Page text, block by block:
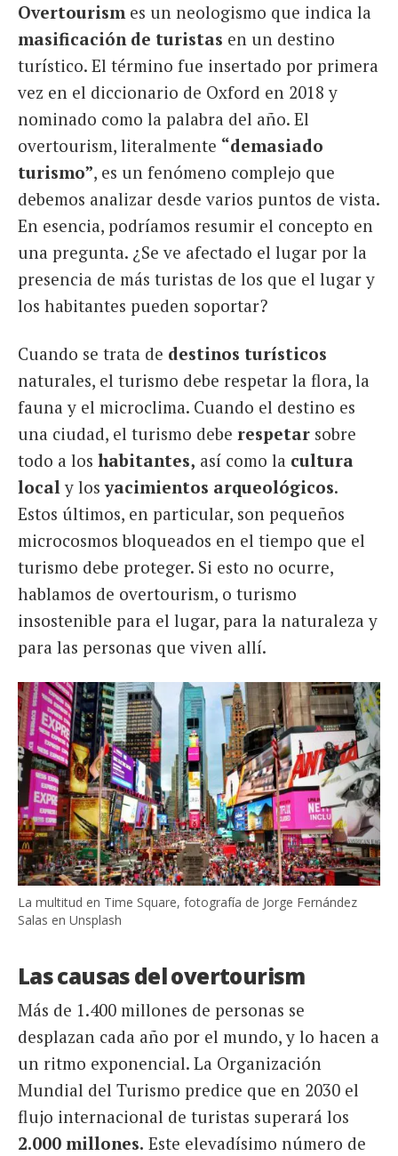
Overtourismes un neologismo que indica la
masificación de turistas en un destino
turístico. El término fue insertado por primera
vez en el diccionario de Oxford en 2018 y
nominado como la palabra del año. El
overtourism, literalmente “demasiado
turismo”, es un fenómeno complejo que
debemos analizar desde varios puntos de vista.
En esencia, podríamos resumir el concepto en
una pregunta. ¿Se ve afectado el lugar por la
presencia de más turistas de los que el lugar y
los habitantes pueden soportar?
Cuando se trata de destinos turísticos
naturales, el turismo debe respetar la flora, la
fauna y el microclima. Cuando el destino es
una ciudad, el turismo debe respetar sobre
todo a los habitantes, así como la cultura
local y losyacimientos arqueológicos.
Estos últimos, en particular, son pequeños
microcosmos bloqueados en el tiempo que el
turismo debe proteger. Si esto no ocurre,
hablamos de overtourism, o turismo
insostenible para el lugar, para la naturaleza y
para las personas que viven allí.
La multitud en Time Square, fotografía de Jorge Fernández
Salas en Unsplash
Las causas del overtourism
Más de 1.400 millones de personas se
desplazan cada año por el mundo, y lo hacen a
un ritmo exponencial. La Organización
Mundial del Turismo predice que en 2030 el
flujo internacional de turistas superará los
2.000 millones. Este elevadísimo número de